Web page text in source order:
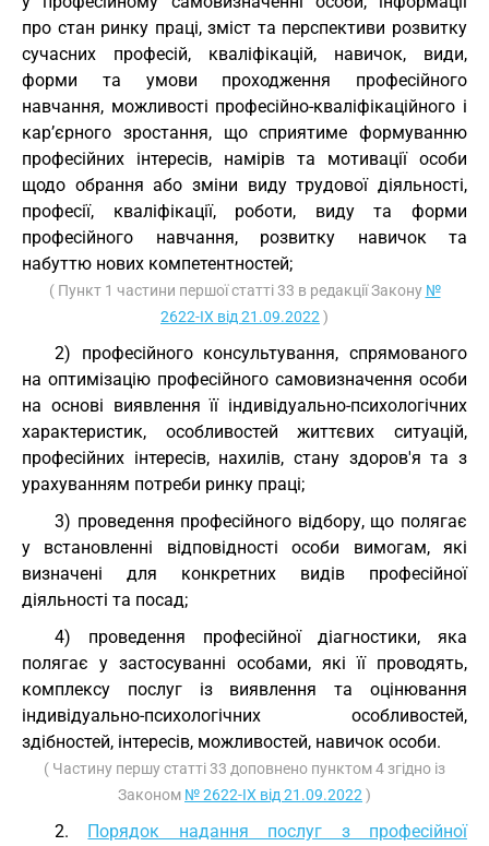
про стан ринку праці, зміст та перспективи розвитку
сучасних професій, кваліфікацій, навичок, види,
форми та умови проходження професійного
навчання, можливості професійно-кваліфікаційного і
кар’єрного зростання, що сприятиме формуванню
професійних інтересів, намірів та мотивації особи
щодо обрання або зміни виду трудової діяльності,
професії, кваліфікації, роботи, виду та форми
професійного навчання, розвитку навичок та
набуттю нових компетентностей;
( Пункт 1 частини першої статті 33 в редакції Закону №
2622-IX від 21.09.2022 )
2) професійного консультування, спрямованого
на оптимізацію професійного самовизначення особи
на основі виявлення її індивідуально-психологічних
характеристик, особливостей життєвих ситуацій,
професійних інтересів, нахилів, стану здоров'я та з
урахуванням потреби ринку праці;
3) проведення професійного відбору, що полягає
у встановленні відповідності особи вимогам, які
визначені для конкретних видів професійної
діяльності та посад;
4) проведення професійної діагностики, яка
полягає у застосуванні особами, які її проводять,
комплексу послуг із виявлення та оцінювання
індивідуально-психологічних особливостей,
здібностей, інтересів, можливостей, навичок особи.
( Частину першу статті 33 доповнено пунктом 4 згідно із
Законом № 2622-IX від 21.09.2022 )
2. Порядок надання послуг з професійної